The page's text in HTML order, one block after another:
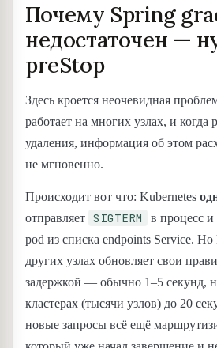
Почему Spring
недостаточен —
preStop
Здесь кроется неочевидная
работает на многих узлах, и когда
удаления, информация об этом
не мгновенно.
Происходит вот что: Kubernetes
отправляет SIGTERM
в процесс и
pod из списка endpoints Service.
других узлах обновляет свои
задержкой — обычно 1–5 секунд,
кластерах (тысячи узлов) до 20
новые запросы всё ещё